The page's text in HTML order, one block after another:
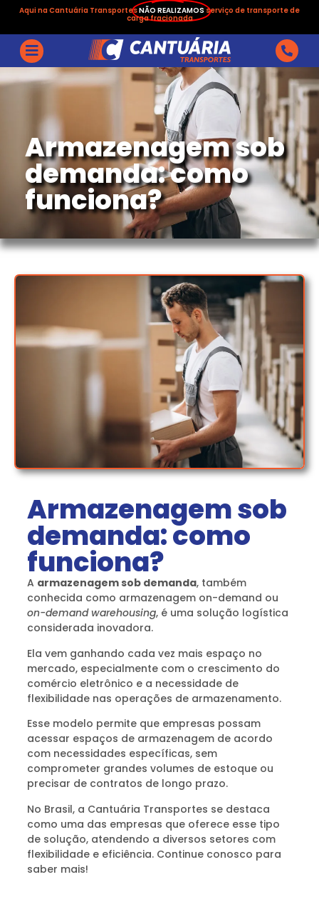
Aqui na Cantuária TransportesNÃO REALIZAMOS serviço de transporte de
carga fracionada
Armazenagem sob
demanda: como
funciona?
Armazenagem sob
demanda: como
funciona?
A armazenagem sob demanda, também
conhecida como armazenagem on-demand ou
on-demand warehousing, é uma solução logística
considerada inovadora.
Ela vem ganhando cada vez mais espaço no
mercado, especialmente com o crescimento do
comércio eletrônico e a necessidade de
flexibilidade nas operações de armazenamento.
Esse modelo permite que empresas possam
acessar espaços de armazenagem de acordo
com necessidades específicas, sem
comprometer grandes volumes de estoque ou
precisar de contratos de longo prazo.
No Brasil, a Cantuária Transportes se destaca
como uma das empresas que oferece esse tipo
de solução, atendendo a diversos setores com
flexibilidade e eficiência. Continue conosco para
saber mais!